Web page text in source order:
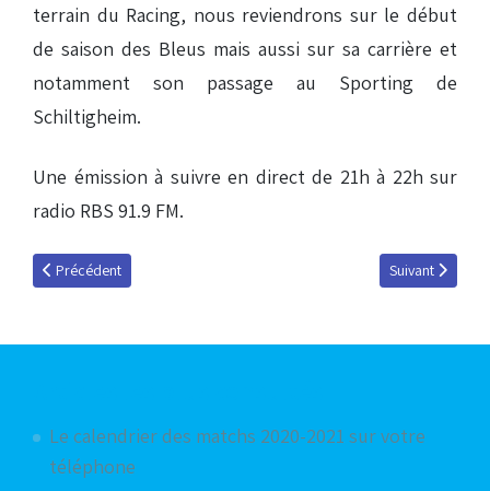
terrain du Racing, nous reviendrons sur le début
de saison des Bleus mais aussi sur sa carrière et
notamment son passage au Sporting de
Schiltigheim.
Une émission à suivre en direct de 21h à 22h sur
radio RBS 91.9 FM.
Article précédent : Abdelhak Belhameur : « Nous sommes attendus
Précédent Article suivant :
Suivant
Le calendrier des matchs 2020-2021 sur votre
téléphone